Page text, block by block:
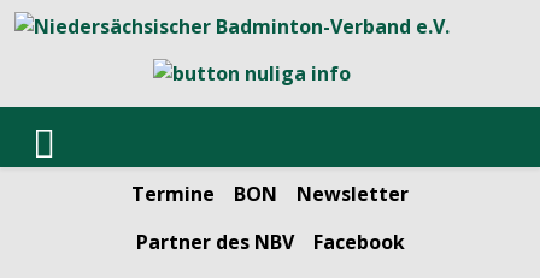
Termine BON
Newsletter
Partner des NBV
Facebook